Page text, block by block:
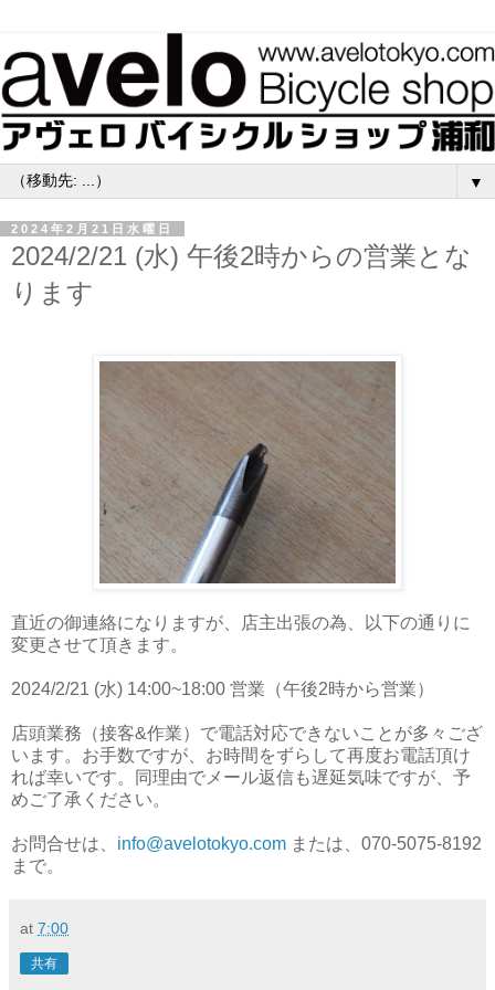
▼
2024年2月21日水曜日
2024/2/21 (水) 午後2時からの営業とな
ります
直近の御連絡になりますが、店主出張の為、以下の通りに
変更させて頂きます。
2024/2/21 (水) 14:00~18:00 営業（午後2時から営業）
店頭業務（接客&作業）で電話対応できないことが多々ござ
います。お手数ですが、お時間をずらして再度お電話頂け
れば幸いです。同理由でメール返信も遅延気味ですが、予
めご了承ください。
お問合せは、 info@avelotokyo.com または、070-5075-8192
まで。
at 7:00
共有